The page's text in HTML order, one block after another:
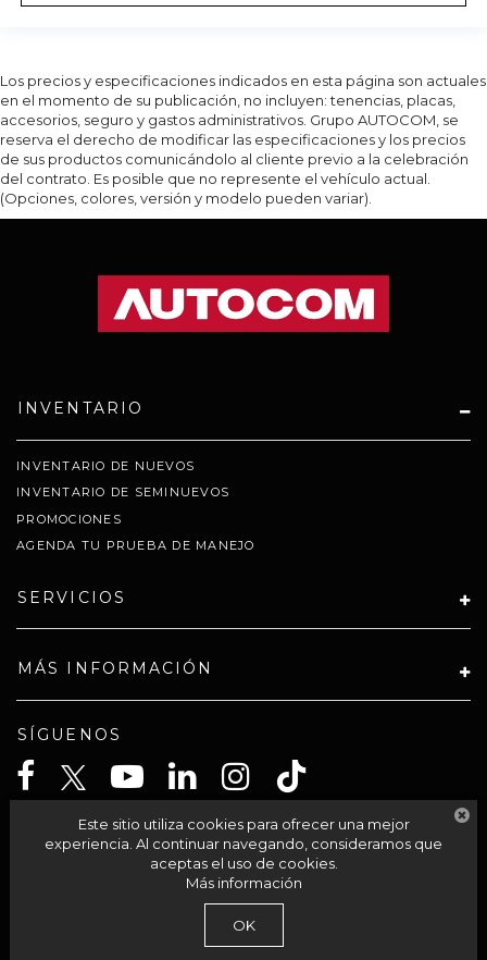
Los precios y especificaciones indicados en esta página son actuales
en el momento de su publicación, no incluyen: tenencias, placas,
accesorios, seguro y gastos administrativos. Grupo AUTOCOM, se
reserva el derecho de modificar las especificaciones y los precios
de sus productos comunicándolo al cliente previo a la celebración
del contrato. Es posible que no represente el vehículo actual.
(Opciones, colores, versión y modelo pueden variar).
INVENTARIO
INVENTARIO DE NUEVOS
INVENTARIO DE SEMINUEVOS
PROMOCIONES
AGENDA TU PRUEBA DE MANEJO
SERVICIOS
MÁS INFORMACIÓN
SÍGUENOS
CELTA SOLUCIONES SA PI DE CV
Av Acueducto 95-int 201,Morelia,
Contáctanos |Aviso de Privacidad
Este sitio utiliza cookies para ofrecer una mejor
experiencia. Al continuar navegando, consideramos que
aceptas el uso de cookies.
Más información
OK